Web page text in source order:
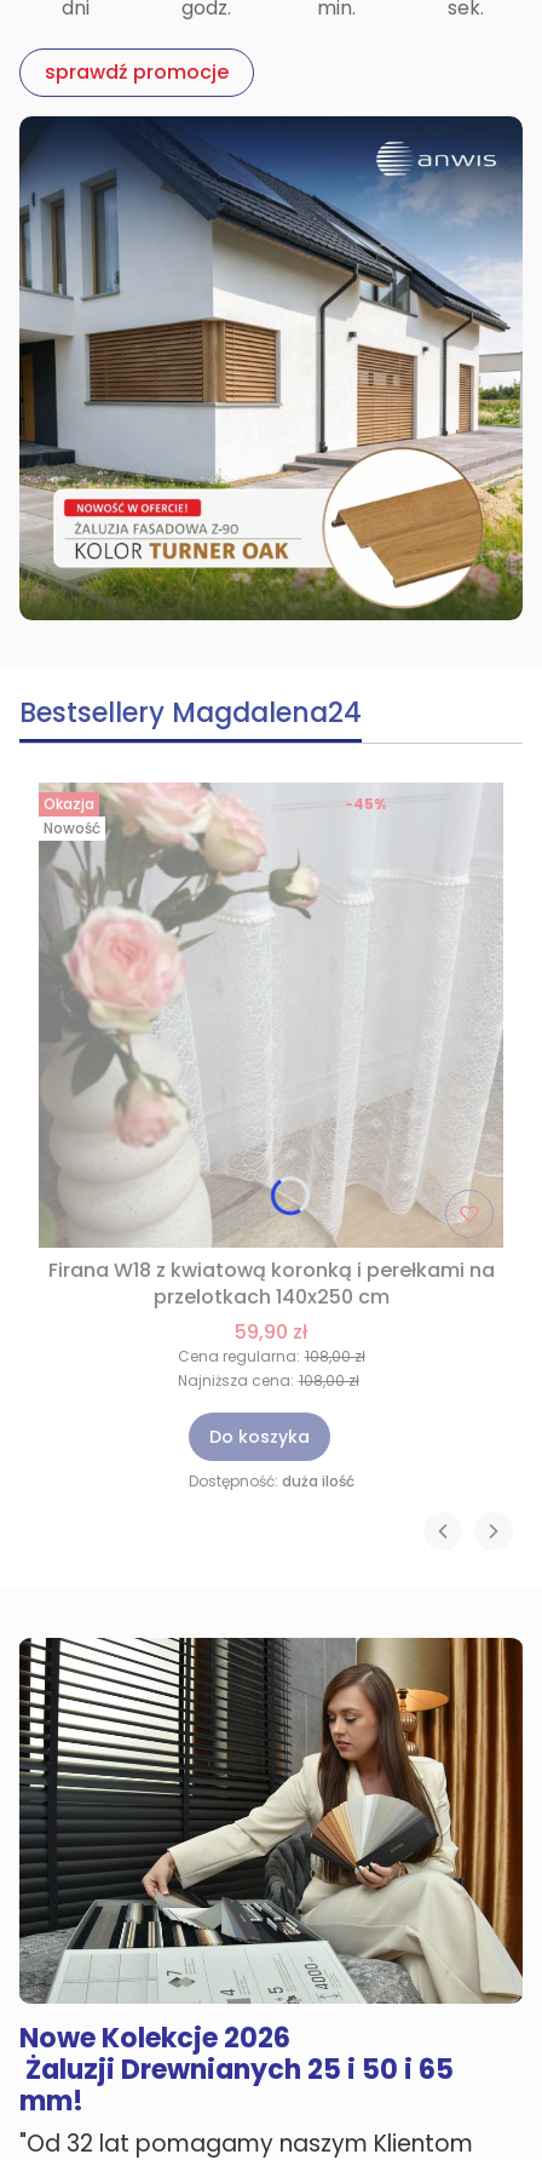
dni godz. min. sek.
sprawdź promocje
Bestsellery Magdalena24
Okazja
Nowość
Firana W18 z kwiatową koronką i perełkami na
przelotkach 140x250 cm
59,90 zł
Cena regularna: 108,00 zł
-45%
Najniższa cena: 108,00 zł
Do koszyka
Dostępność: duża ilość
Nowe Kolekcje 2026
Żaluzji Drewnianych 25 i 50 i 65
mm!
"Od 32 lat pomagamy naszym Klientom